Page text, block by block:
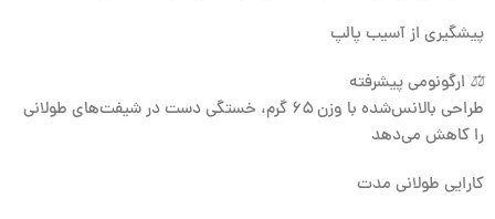
پیشگیری از آسیب پالپ
⚖️ ارگونومی پیشرفته
طراحی بالانس‌شده با وزن ۶۵ گرم، خستگی دست در شیفت‌های طولانی
را کاهش می‌دهد
کارایی طولانی مدت